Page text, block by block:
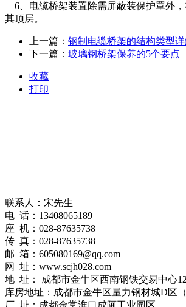
6、电缆桥架装置除需屏蔽装保护罩外
其顶层。
上一篇： 钢制电缆桥架的结构类型
下一篇： 玻璃钢桥架保养的5个要点
收藏
打印
联系人：宋先生
电 话：13408065189
座 机：028-87635738
传 真：028-87635738
邮 箱：605080169@qq.com
网 址：www.scjh028.com
地 址： 成都市金牛区西南钢铁交易中心
库房地址：成都市金牛区量力钢材城D区
厂 址：成都金堂淮口成阿工业园区